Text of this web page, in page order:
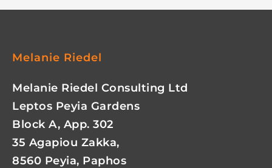
Melanie Riedel
Melanie Riedel Consulting Ltd
Leptos Peyia Gardens
Block A, App. 302
35 Agapiou Zakka,
8560 Peyia, Paphos